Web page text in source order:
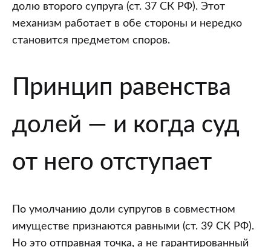
долю второго супруга (ст. 37 СК РФ). Этот
механизм работает в обе стороны и нередко
становится предметом споров.
Принцип равенства
долей — и когда суд
от него отступает
По умолчанию доли супругов в совместном
имуществе признаются равными (ст. 39 СК РФ).
Но это отправная точка, а не гарантированный